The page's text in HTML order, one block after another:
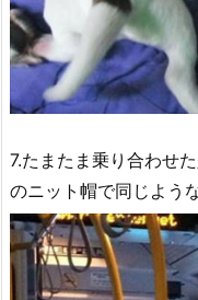
7.たまたま乗り合わせ
のニット帽で同じよう